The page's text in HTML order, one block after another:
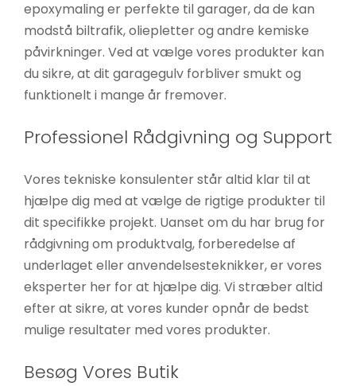
epoxymaling er perfekte til garager, da de kan
modstå biltrafik, oliepletter og andre kemiske
påvirkninger. Ved at vælge vores produkter kan
du sikre, at dit garagegulv forbliver smukt og
funktionelt i mange år fremover.
Professionel Rådgivning og Support
Vores tekniske konsulenter står altid klar til at
hjælpe dig med at vælge de rigtige produkter til
dit specifikke projekt. Uanset om du har brug for
rådgivning om produktvalg, forberedelse af
underlaget eller anvendelsesteknikker, er vores
eksperter her for at hjælpe dig. Vi stræber altid
efter at sikre, at vores kunder opnår de bedst
mulige resultater med vores produkter.
Besøg Vores Butik